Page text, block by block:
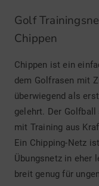
Golf
Chippen
Chippen ist ein
dem Golfrasen mit
überwiegend als
gelehrt. Der
mit Training aus
Ein Chipping-Netz
Übungsnetz in eher
breit genug für